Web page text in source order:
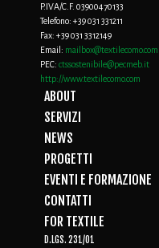
P.IVA/C.F. 03900470133
Telefono: +39 031 331211
Fax: +39 031 3312149
Email: mailbox@textilecomo.com
PEC: ctssostenibile@pecmeb.it
http://www.textilecomo.com
ABOUT
SERVIZI
NEWS
PROGETTI
EVENTI E FORMAZIONE
CONTATTI
FOR TEXTILE
D.LGS. 231/01